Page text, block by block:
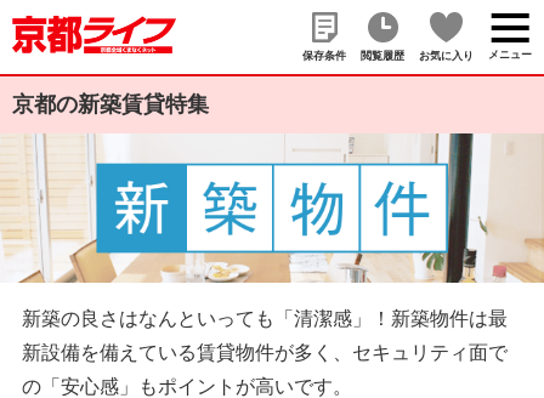
保存条件 閲覧履歴 お気に入り メニュー
京都の新築賃貸特集
新築の良さはなんといっても「清潔感」！新築物件は最
新設備を備えている賃貸物件が多く、セキュリティ面で
の「安心感」もポイントが高いです。